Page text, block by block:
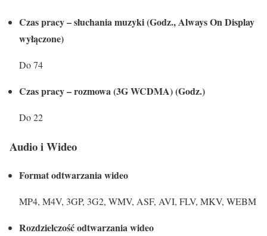
Czas pracy – słuchania muzyki (Godz., Always On Display
wyłączone)
Do 74
Czas pracy – rozmowa (3G WCDMA) (Godz.)
Do 22
Audio i Wideo
Format odtwarzania wideo
MP4, M4V, 3GP, 3G2, WMV, ASF, AVI, FLV, MKV, WEBM
Rozdzielczość odtwarzania wideo